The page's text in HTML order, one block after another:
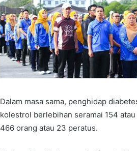
Dalam masa sama, penghidap
kolestrol berlebihan seramai 154
466 orang atau 23 peratus.